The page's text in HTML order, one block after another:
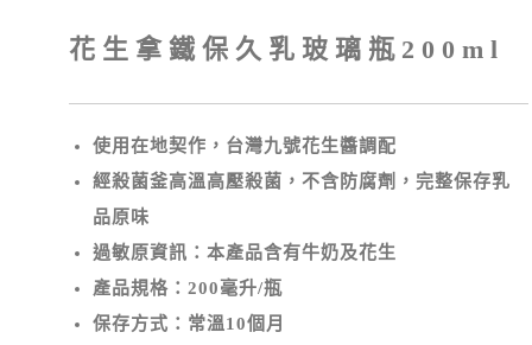
花生拿鐵保久乳玻璃瓶200ml
使用在地契作，台灣九號花生醬調配
經殺菌釜高溫高壓殺菌，不含防腐劑，完整保存乳
品原味
過敏原資訊：本產品含有牛奶及花生
產品規格：200毫升/瓶
保存方式：常溫10個月